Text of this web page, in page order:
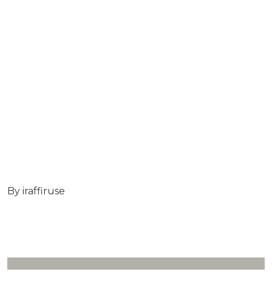
By iraffiruse